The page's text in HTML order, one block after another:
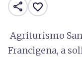
share favorite_border
Agriturismo
Francigena, a